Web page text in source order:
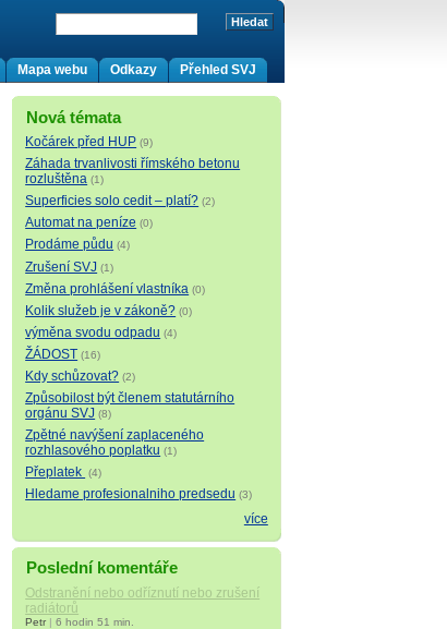
Přehled SVJ
Odkazy
Mapa webu
Nová témata
Kočárek před HUP (9)
Záhada trvanlivosti římského betonu
rozluštěna (1)
Superficies solo cedit – platí? (2)
Automat na peníze (0)
Prodáme půdu (4)
Zrušení SVJ (1)
Změna prohlášení vlastníka (0)
Kolik služeb je v zákoně? (0)
výměna svodu odpadu (4)
ŽÁDOST (16)
Kdy schůzovat? (2)
Způsobilost být členem statutárního
orgánu SVJ (8)
Zpětné navýšení zaplaceného
rozhlasového poplatku (1)
Přeplatek (4)
Hledame profesionalniho predsedu (3)
více
Poslední komentáře
Odstranění nebo odříznutí nebo zrušení
radiátorů
Petr|6 hodin 51 min.